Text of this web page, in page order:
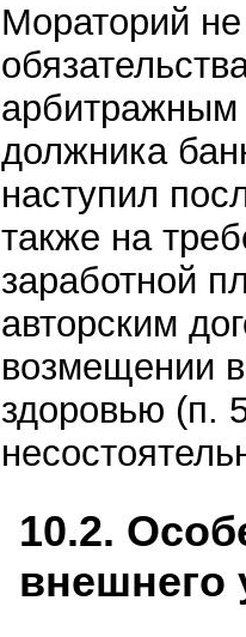
Мораторий
арбитражным
должника
наступил
также на
заработной
авторским
возмещении
здоровью (п.
10.2.
внешнего